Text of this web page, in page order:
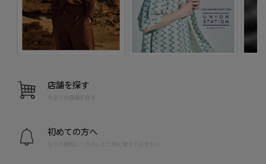
店舗を探す
お近くの店舗を探す
初めての方へ
もっと便利に！たのしむために覚えておきたい